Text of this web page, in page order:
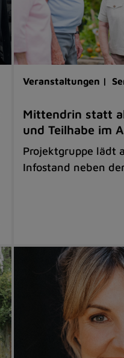
Veranstaltungen |
Mittendrin statt
und Teilhabe im
Projektgruppe lädt
Infostand neben